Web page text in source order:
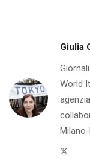
Giulia
World